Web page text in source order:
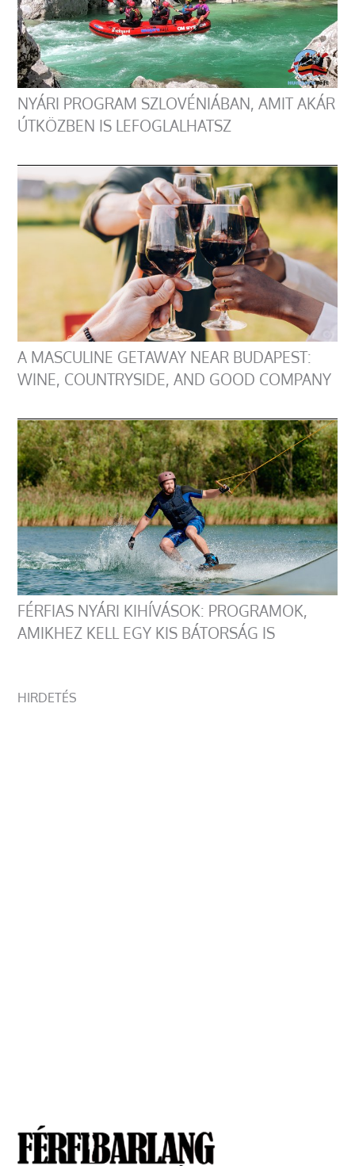
NYÁRI PROGRAM SZLOVÉNIÁBAN, AMIT AKÁR
ÚTKÖZBEN IS LEFOGLALHATSZ
A MASCULINE GETAWAY NEAR BUDAPEST:
WINE, COUNTRYSIDE, AND GOOD COMPANY
FÉRFIAS NYÁRI KIHÍVÁSOK: PROGRAMOK,
AMIKHEZ KELL EGY KIS BÁTORSÁG IS
HIRDETÉS